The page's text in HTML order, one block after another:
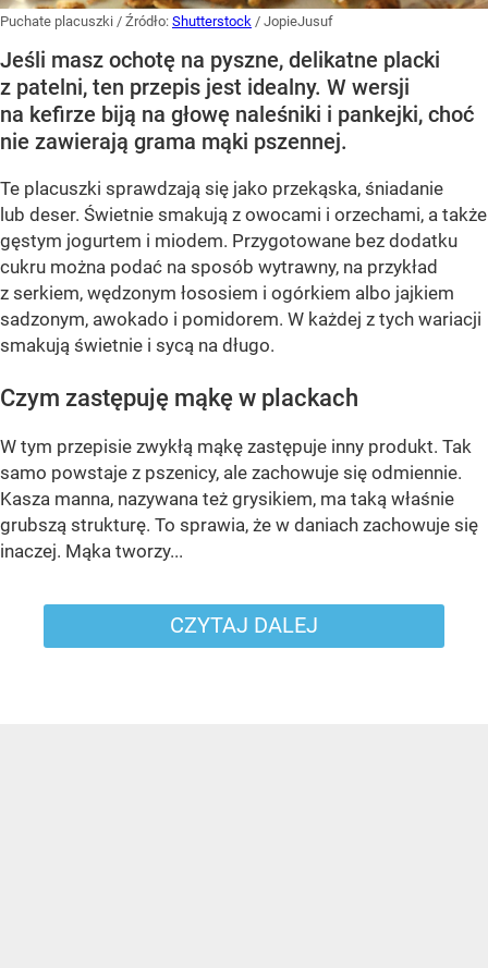
Puchate placuszki / Źródło: Shutterstock / JopieJusuf
Jeśli masz ochotę na pyszne, delikatne placki
z patelni, ten przepis jest idealny. W wersji
na kefirze biją na głowę naleśniki i pankejki, choć
nie zawierają grama mąki pszennej.
Te placuszki sprawdzają się jako przekąska, śniadanie
lub deser. Świetnie smakują z owocami i orzechami, a także
gęstym jogurtem i miodem. Przygotowane bez dodatku
cukru można podać na sposób wytrawny, na przykład
z serkiem, wędzonym łososiem i ogórkiem albo jajkiem
sadzonym, awokado i pomidorem. W każdej z tych wariacji
smakują świetnie i sycą na długo.
Czym zastępuję mąkę w plackach
W tym przepisie zwykłą mąkę zastępuje inny produkt. Tak
samo powstaje z pszenicy, ale zachowuje się odmiennie.
Kasza manna, nazywana też grysikiem, ma taką właśnie
grubszą strukturę. To sprawia, że w daniach zachowuje się
inaczej. Mąka tworzy...
CZYTAJ DALEJ